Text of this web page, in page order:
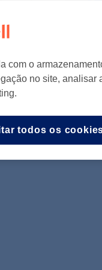
com o
no site, analisar
todos os